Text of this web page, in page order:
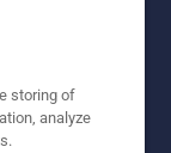
Der tages
Vi
storing of
analyze